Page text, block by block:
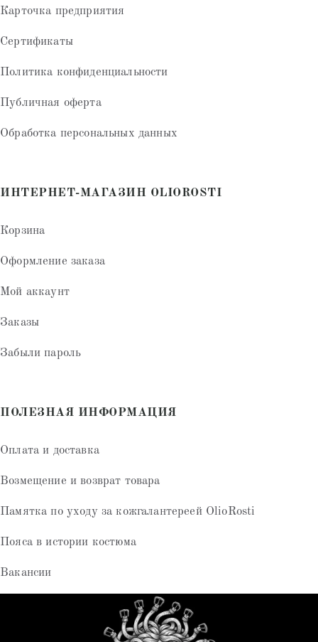
Карточка предприятия
Сертификаты
Политика конфиденциальности
Публичная оферта
Обработка персональных данных
ИНТЕРНЕТ-МАГАЗИН OLIOROSTI
Корзина
Оформление заказа
Мой аккаунт
Заказы
Забыли пароль
ПОЛЕЗНАЯ ИНФОРМАЦИЯ
Оплата и доставка
Возмещение и возврат товара
Памятка по уходу за кожгалантереей OlioRosti
Пояса в истории костюма
Вакансии